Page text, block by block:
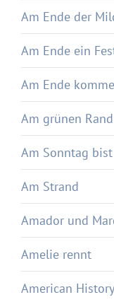
Am Ende der
Am Ende ein
Am Ende
Am grünen
Am Sonntag
Am Strand
Amador und
Amelie rennt
American